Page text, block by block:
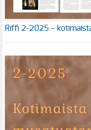
Riffi 2-2025 –